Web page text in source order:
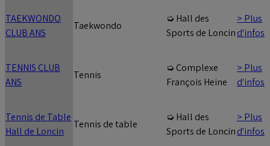
TAEKWONDO
CLUB ANS
Taekwondo
➭ Hall des
Sports de Loncin
> Plus
d'infos
TENNIS CLUB
ANS
Tennis
➭ Complexe
François Heine
> Plus
d'infos
Tennis de Table
Hall de Loncin
Tennis de table
➭ Hall des
Sports de Loncin
> Plus
d'infos